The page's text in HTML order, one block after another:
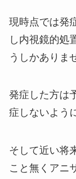
現時点では発
し内視鏡的処
うしかありま
発症した方は
症しないよう
そして近い将
こと無くアニ